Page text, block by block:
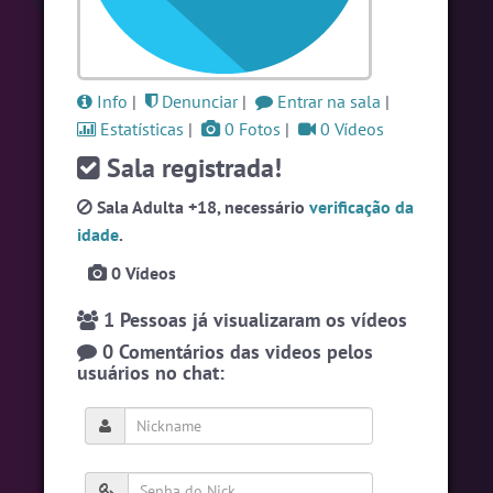
#Novanativa
5 pessoas
#Sexo
5 pessoas
#LoveHits
4 pessoas
Ver todas as salas
🎁 Promoção
com Site e Chat Bot 🤖 de Pedidos
English Português
Info | Denunciar| Entrar na sala |
Estatísticas | 0 Fotos | 0 Vídeos
Sala registrada!
Sala Adulta +18, necessário verificação da
idade.
0 Vídeos
1 Pessoas já visualizaram os vídeos
0 Comentários das videos pelos
usuários no chat: